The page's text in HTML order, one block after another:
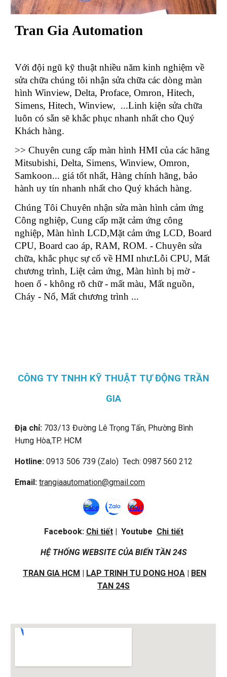
Tran Gia Automation
Với đội ngũ kỹ thuật nhiều năm kinh nghiệm về
sửa chữa chúng tôi nhận sửa chữa các dòng màn
hình Winview, Delta, Proface, Omron, Hitech,
Simens, Hitech, Winview, ...Linh kiện sửa chữa
luôn có sẵn sẽ khắc phục nhanh nhất cho Quý
Khách hàng.
>> Chuyên cung cấp màn hình HMI của các hãng
Mitsubishi, Delta, Simens, Winview, Omron,
Samkoon... giá tốt nhất, Hàng chính hãng, bảo
hành uy tín nhanh nhất cho Quý khách hàng.
Chúng Tôi Chuyên nhận sửa màn hình cảm ứng
Công nghiệp, Cung cấp mặt cảm ứng công
nghiệp, Màn hình LCD,Mặt cảm ứng LCD, Board
CPU, Board cao áp, RAM, ROM. - Chuyên sửa
chữa, khắc phục sự cố về HMI như:Lỗi CPU, Mất
chương trình, Liệt cảm ứng, Màn hình bị mờ -
hoen ố - không rõ chữ - mất màu, Mất nguồn,
Cháy - Nổ, Mất chương trình ...
CÔNG TY TNHH KỸ THUẬT TỰ ĐỘNG TRẦN
GIA
Địa chỉ: 703/13 Đường Lê Trọng Tấn, Phường Bình
Hưng Hòa,TP. HCM
Hotline: 0913 506 739 (Zalo) Tech: 0987 560 212
Email:trangiaautomation@gmail.com
Facebook: Chi tiết| Youtube Chi tiết
HỆ THỐNG WEBSITE CỦA BIẾN TẦN 24S
TRAN GIA HCM | LAP TRINH TU DONG HOA | BEN
TAN 24S